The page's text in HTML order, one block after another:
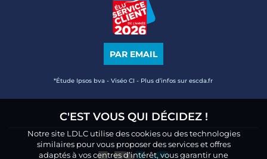
PAR EMAIL
*Étude Ipsos bva - Viséo CI - Plus d’infos sur escda.fr
C'EST VOUS QUI DÉCIDEZ !
Notre site LDLC utilise des cookies ou des technologies
similaires pour vous proposer des services et offres
adaptés à vos centres d’intérêt, vous garantir une